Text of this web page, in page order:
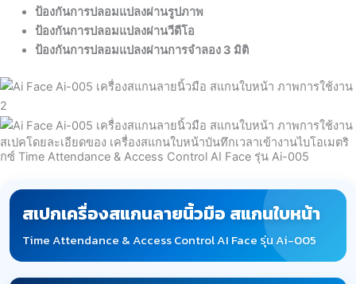
ป้องกันการปลอมแปลงผ่านรูปภาพ
ป้องกันการปลอมแปลงผ่านวีดีโอ
ป้องกันการปลอมแปลงผ่านการจำลอง 3 มิติ
สเปคโดยละเอียดของ เครื่องสแกนใบหน้าบันทึกเวลาเข้างานไบโอเมตริ
กซ์ Time Attendance & Access Control AI Face รุ่น Ai-005
สเปกเครื่องสแกนลายนิ้วมือ สแกนใบหน้า
Time Attendance & Access Control AI Face รุ่น Ai-005